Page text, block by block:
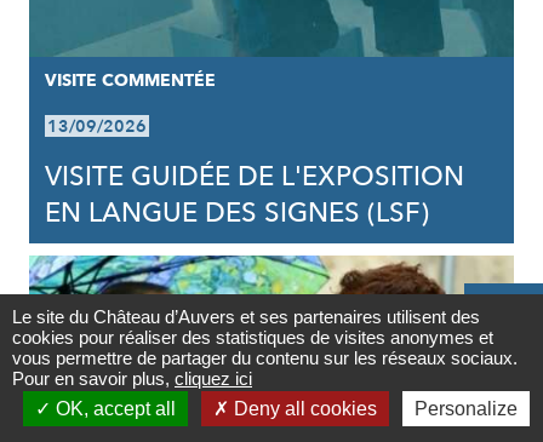
Contact

Newsletter
VISITE COMMENTÉE
13/09/2026
VISITE GUIDÉE DE L'EXPOSITION
EN LANGUE DES SIGNES (LSF)
Le site du Château d’Auvers et ses partenaires utilisent des
cookies pour réaliser des statistiques de visites anonymes et
vous permettre de partager du contenu sur les réseaux sociaux.
Pour en savoir plus, cliquez ici
OK, accept all
Deny all cookies Personalize